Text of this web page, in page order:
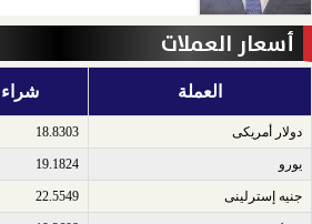
أسعار العملات
العملة شراء
دولار أمريكى​ 18.8303
يورو​ 19.1824
جنيه إسترلينى​ 22.5549